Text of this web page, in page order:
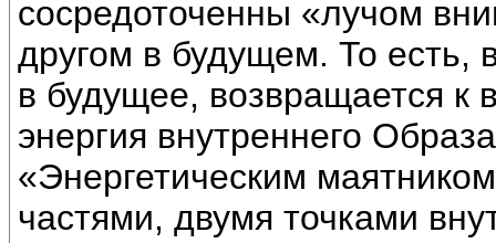
сосредоточенны «лучом
другом в будущем. То есть,
в будущее, возвращается к
энергия внутреннего
«Энергетическим
частями, двумя точками